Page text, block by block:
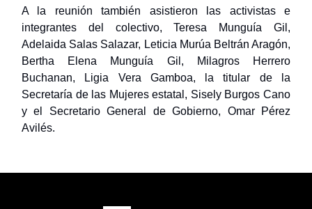
A la reunión también asistieron las activistas e
integrantes del colectivo, Teresa Munguía Gil,
Adelaida Salas Salazar, Leticia Murúa Beltrán Aragón,
Bertha Elena Munguía Gil, Milagros Herrero
Buchanan, Ligia Vera Gamboa, la titular de la
Secretaría de las Mujeres estatal, Sisely Burgos Cano
y el Secretario General de Gobierno, Omar Pérez
Avilés.